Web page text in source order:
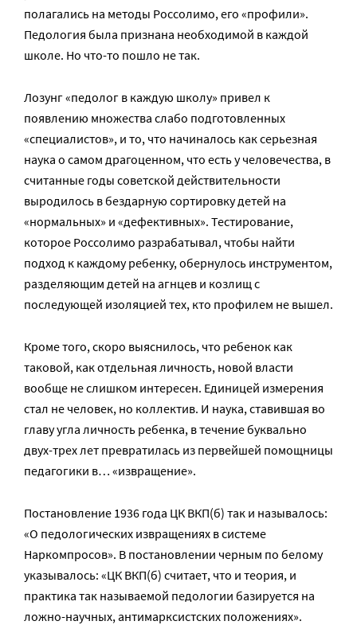
полагались на методы Россолимо, его «профили».
Педология была признана необходимой в каждой
школе. Но что-то пошло не так.
Лозунг «педолог в каждую школу» привел к
появлению множества слабо подготовленных
«специалистов», и то, что начиналось как серьезная
наука о самом драгоценном, что есть у человечества, в
считанные годы советской действительности
выродилось в бездарную сортировку детей на
«нормальных» и «дефективных». Тестирование,
которое Россолимо разрабатывал, чтобы найти
подход к каждому ребенку, обернулось инструментом,
разделяющим детей на агнцев и козлищ с
последующей изоляцией тех, кто профилем не вышел.
Кроме того, скоро выяснилось, что ребенок как
таковой, как отдельная личность, новой власти
вообще не слишком интересен. Единицей измерения
стал не человек, но коллектив. И наука, ставившая во
главу угла личность ребенка, в течение буквально
двух-трех лет превратилась из первейшей помощницы
педагогики в… «извращение».
Постановление 1936 года ЦК ВКП(б) так и называлось:
«О педологических извращениях в системе
Наркомпросов». В постановлении черным по белому
указывалось: «ЦК ВКП(б) считает, что и теория, и
практика так называемой педологии базируется на
ложно-научных, антимарксистских положениях».